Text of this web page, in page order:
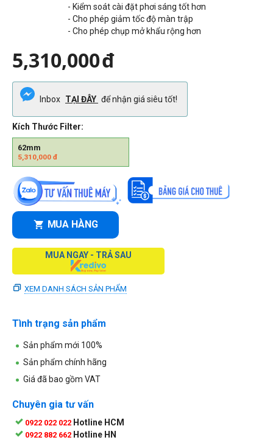
- Kiểm soát cài đặt phơi sáng tốt hơn
- Cho phép giảm tốc độ màn trập
- Cho phép chụp mở khẩu rộng hơn
5,310,000đ
Inbox TẠI ĐÂY để nhận giá siêu tốt!
Kích Thước Filter:
62mm
5,310,000 đ
MUA HÀNG
MUA NGAY - TRẢ SAU
XEM DANH SÁCH SẢN PHẨM
Tình trạng sản phẩm
Sản phẩm mới 100%
Sản phẩm chính hãng
Giá đã bao gồm VAT
Chuyên gia tư vấn
0922 022 022 Hotline HCM
0922 882 662 Hotline HN